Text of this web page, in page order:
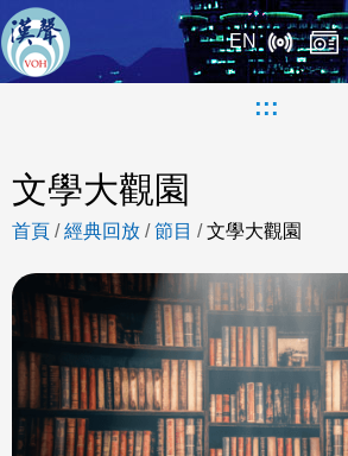
EN
:::
文學大觀園
首頁 /經典回放 /節目 /文學大觀園